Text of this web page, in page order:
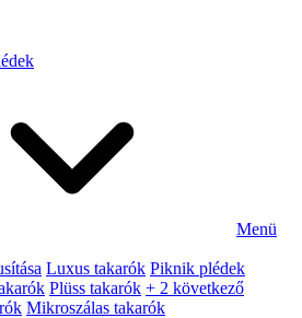
Menü
Luxus takarók Piknik plédek
Plüss takarók + 2 következő
Mikroszálas takarók